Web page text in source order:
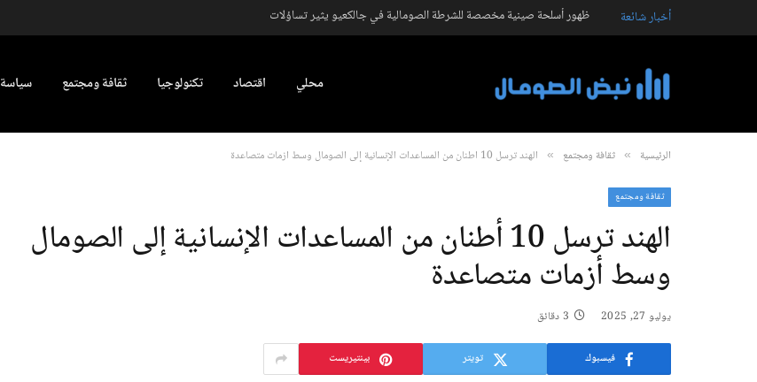
أخبار شائعة ظهور أسلحة صينية مخصصة للشرطة الصومالية في جالكعيو يثير تساؤلات
محلي اقتصاد تكنولوجيا ثقافة ومجتمع سياسة
الرئيسية » ثقافة ومجتمع » الهند ترسل 10 أطنان من المساعدات الإنسانية إلى الصومال وسط أزمات متصاعدة
ثقافة ومجتمع
الهند ترسل 10 أطنان من المساعدات الإنسانية إلى الصومال
وسط أزمات متصاعدة
يوليو 27, 2025 3 دقائق
فيسبوك تويتر بينتيريست